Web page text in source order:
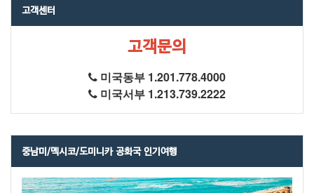
고객센터
고객문의
미국동부 1.201.778.4000
미국서부 1.213.739.2222
중남미/멕시코/도미니카 공화국 인기여행